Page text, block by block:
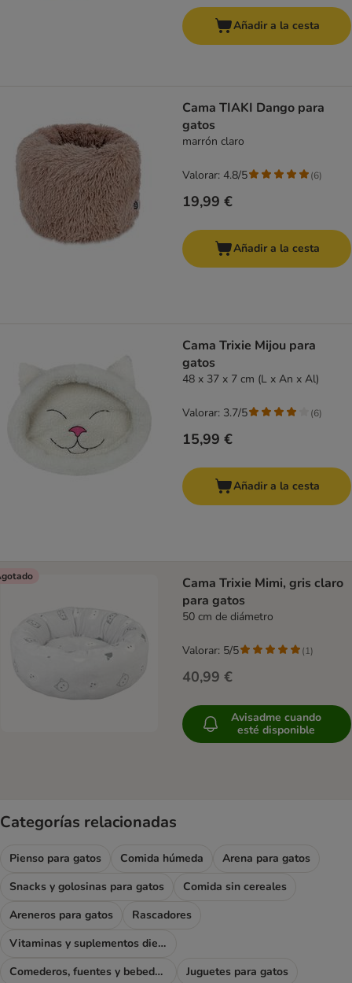
Añadir a la cesta
Cama TIAKI Dango para
gatos
marrón claro
19,99 €
Valorar: 4.8/5 (6)
Añadir a la cesta
Cama Trixie Mijou para
gatos
48 x 37 x 7 cm (L x An x Al)
15,99 €
Valorar: 3.7/5 (6)
Añadir a la cesta
Cama Trixie Mimi, gris claro
para gatos
50 cm de diámetro
40,99 €
Valorar: 5/5 (1)
Avisadme cuando
esté disponible
Categorías relacionadas
Pienso para gatos Comida húmeda
Arena para gatos
Snacks y golosinas para gatos
Comida sin cereales
Areneros para gatos
Rascadores
Vitaminas y suplementos dietéticos
Comederos, fuentes y bebederos
Juguetes para gatos